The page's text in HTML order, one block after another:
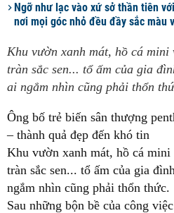
Ngỡ như lạc vào xứ sở thần tiên
nơi mọi góc nhỏ đều đầy sắc màu
Khu vườn xanh mát, hồ cá mini
tràn sắc sen... tổ ấm của gia
ai ngắm nhìn cũng phải thổn
Ông bố trẻ biến sân thượng
– thành quả đẹp đến khó tin
Khu vườn xanh mát, hồ cá mini
tràn sắc sen... tổ ấm của gia
ngắm nhìn cũng phải thổn thức.
Sau những bộn bề của công